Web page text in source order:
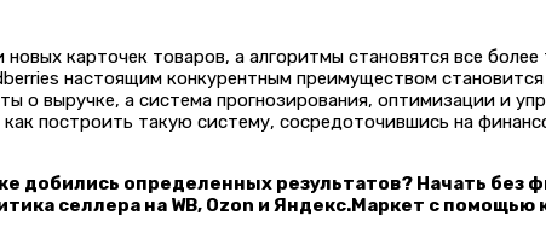
карточек товаров, а алгоритмы становятся все
настоящим конкурентным преимуществом
о выручке, а система прогнозирования, оптимизации и
построить такую систему, сосредоточившись на
добились определенных результатов? Начать без
селлера на WB, Ozon и Яндекс.Маркет с